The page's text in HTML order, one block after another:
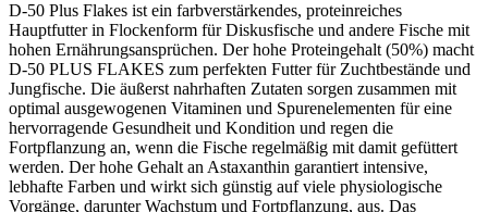
D-50 Plus Flakes ist ein farbverstärkendes, proteinreiches
Hauptfutter in Flockenform für Diskusfische und andere Fische mit
hohen Ernährungsansprüchen. Der hohe Proteingehalt (50%) macht
D-50 PLUS FLAKES zum perfekten Futter für Zuchtbestände und
Jungfische. Die äußerst nahrhaften Zutaten sorgen zusammen mit
optimal ausgewogenen Vitaminen und Spurenelementen für eine
hervorragende Gesundheit und Kondition und regen die
Fortpflanzung an, wenn die Fische regelmäßig mit damit gefüttert
werden. Der hohe Gehalt an Astaxanthin garantiert intensive,
lebhafte Farben und wirkt sich günstig auf viele physiologische
Vorgänge, darunter Wachstum und Fortpflanzung, aus. Das